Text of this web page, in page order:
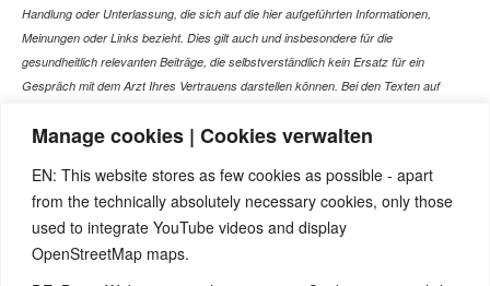
Manage cookies | Cookies verwalten
EN: This website stores as few cookies as possible - apart
from the technically absolutely necessary cookies, only those
used to integrate YouTube videos and display
OpenStreetMap maps.
Handlung oder Unterlassung, die sich auf die hier aufgeführten Informationen,
Meinungen oder Links bezieht. Dies gilt auch und insbesondere für die
gesundheitlich relevanten Beiträge, die selbstverständlich kein Ersatz für ein
Gespräch mit dem Arzt Ihres Vertrauens darstellen können. Bei den Texten auf
Versuch einer Diagnose oder Behandlung! Wir übernehmen keinerlei Gewähr für die
Website. Zusätzlich müssen wir jede Haftung oder Garantie ausschließen. Dies gilt
auch für alle Verweise (Links), die direkt oder indirekt angeboten werden. Wir
können für die Inhalte solcher externen Sites, die Sie mittels eines Links oder
sonstiger Hinweise erreichen, keine Verantwortung übernehmen. Ferner haften wir